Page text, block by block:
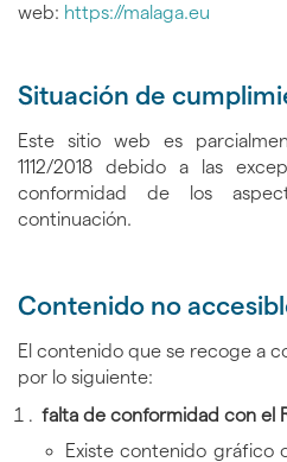
web: https://malaga.eu
Situación de
Este sitio web es
1112/2018 debido a las
conformidad de los
continuación.
Contenido no
El contenido que se recoge a
por lo siguiente:
falta de conformidad con el
Existe contenido gráfico